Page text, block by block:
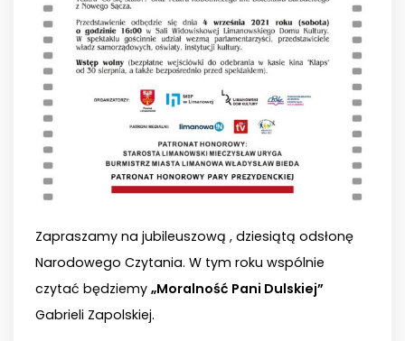
Zapraszamy na jubileuszową , dziesiątą odsłonę
Narodowego Czytania. W tym roku wspólnie
czytać będziemy „Moralność Pani Dulskiej”
Gabrieli Zapolskiej.